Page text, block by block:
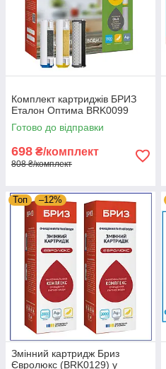
Комплект картриджів БРИЗ
Еталон Оптима BRK0099
Готово до відправки
698 ₴/комплект
808 ₴/комплект
Топ –12%
Змінний картридж Бриз
Євролюкс (BRK0129) у